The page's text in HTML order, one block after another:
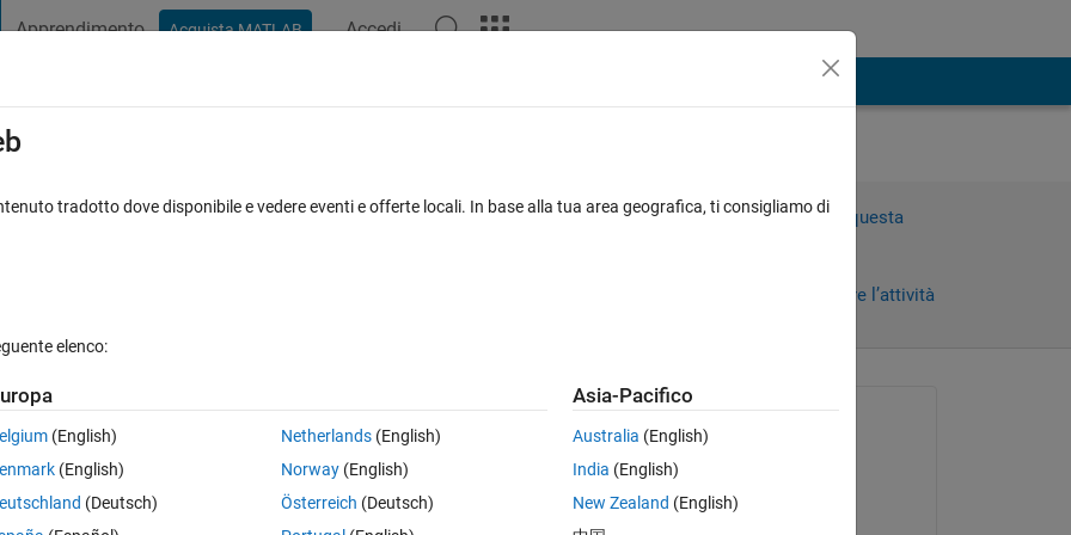
Apprendimento Acquista MATLAB Accedi
y=x for 0<=x<=2 on the same
Accedi per rispondere a questa
Accedi per seguire l’attività
on the same window And find the point of intersection for the graph.
il 4 Lug 2021
tradotto dove disponibile e vedere eventi e offerte locali. In base alla tua area geografica, ti consigliamo di
elenco:
(English)
(English)
(Deutsch)
Netherlands(English)
Norway(English)
Österreich (Deutsch)
Asia-Pacifico
Australia (English)
India (English)
New Zealand (English)